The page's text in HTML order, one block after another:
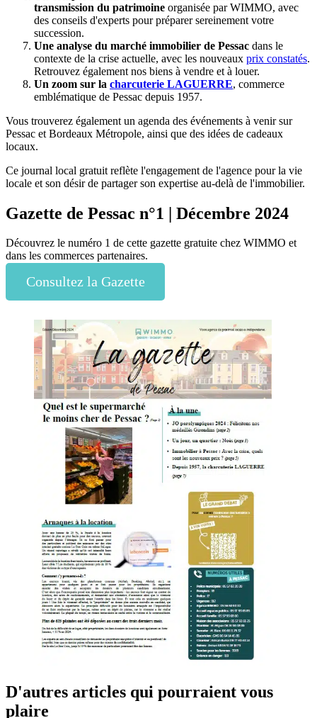
transmission du patrimoine organisée par WIMMO, avec
des conseils d'experts pour préparer sereinement votre
succession.
Une analyse du marché immobilier de Pessac dans le
contexte de la crise actuelle, avec les nouveaux prix constatés.
Retrouvez également nos biens à vendre et à louer.
Un zoom sur la charcuterie LAGUERRE, commerce
emblématique de Pessac depuis 1957.
Vous trouverez également un agenda des événements à venir sur
Pessac et Bordeaux Métropole, ainsi que des idées de cadeaux
locaux.
Ce journal local gratuit reflète l'engagement de l'agence pour la vie
locale et son désir de partager son expertise au-delà de l'immobilier.
Gazette de Pessac n°1 | Décembre 2024
Découvrez le numéro 1 de cette gazette gratuite chez WIMMO et
dans les commerces partenaires.
Consultez la Gazette
D'autres articles qui pourraient vous
plaire